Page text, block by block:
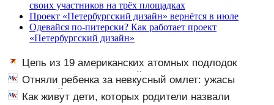
своих участников на трёх площадках
Проект «Петербургский дизайн» вернётся в июле
Одевайся по-питерски? Как работает проект
«Петербургский дизайн»
Цепь из 19 американских атомных подлодок
«окружает» Россию и Китай: это инструмент первого
массированного удара
Отняли ребенка за невкусный омлет: ужасы
норвежской опеки
Как живут дети, которых родители назвали